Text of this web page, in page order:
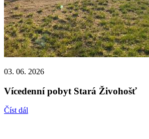
03. 06. 2026
Vícedenní pobyt Stará Živohošť
Číst dál